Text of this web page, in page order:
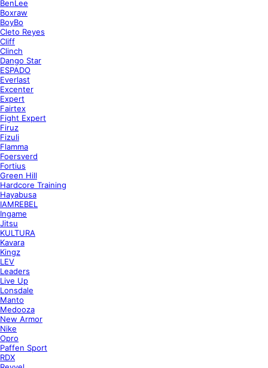
BenLee
Boxraw
BoyBo
Cleto Reyes
Cliff
Clinch
Dango Star
ESPADO
Everlast
Excenter
Expert
Fairtex
Fight Expert
Firuz
Fizuli
Flamma
Foersverd
Fortius
Green Hill
Hardcore Training
Hayabusa
IAMREBEL
Ingame
Jitsu
KULTURA
Kavara
Kingz
LEV
Leaders
Live Up
Lonsdale
Manto
Medooza
New Armor
Nike
Opro
Paffen Sport
RDX